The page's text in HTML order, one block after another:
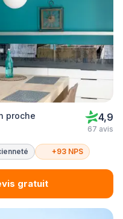
proche
4,9
67 avis
+93 NPS
gratuit